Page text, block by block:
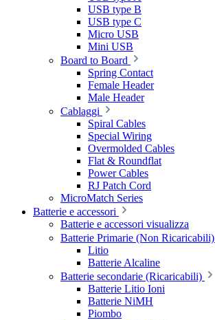
USB type B
USB type C
Micro USB
Mini USB
Board to Board
Spring Contact
Female Header
Male Header
Cablaggi
Spiral Cables
Special Wiring
Overmolded Cables
Flat & Roundflat
Power Cables
RJ Patch Cord
MicroMatch Series
Batterie e accessori
Batterie e accessori visualizza
Batterie Primarie (Non Ricaricabili)
Litio
Batterie Alcaline
Batterie secondarie (Ricaricabili)
Batterie Litio Ioni
Batterie NiMH
Piombo